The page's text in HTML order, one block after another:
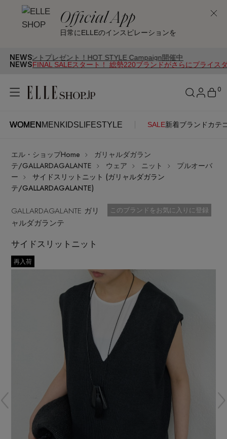
Official App
日常にELLEのインスピレーションを
NEWS
レゼント！HOT STYLE Campaign開催中
NEWSFINAL SALEスタート！ 総勢220ブランドがさらにプライス
WOMEN MEN KIDS LIFESTYLE SALE新着ブランド カテ
0
WOMENMENKIDSLIFESTYLE
ITEMS
最旬！トレンドワード
【予約】新作ウェアをチェック
【Tシャツ】デイリーに活躍
【日傘】完全遮光・軽量傘
アイテム一覧
SALE
ログイン
はじめてご利用の方
メールマガジン登録
最新トレンドや限定アイテム、セール情報を
いち早くお届けします。
ご利用ガイド
カスタマーサポート
SEE RESULTS
エル・ショップHome
ガリャルダガラン
テ/GALLARDAGALANTE
ウェア ニット
プルオーバ
ー
サイドスリットニット (ガリャルダガラン
テ/GALLARDAGALANTE)
GALLARDAGALANTE ガリ
ャルダガランテ
お気に入り済
このブランドをお気に入りに登録
サイドスリットニット
再入荷